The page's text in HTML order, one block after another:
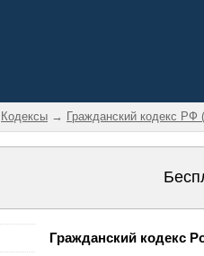
Кодексы → Гражданский кодекс РФ
Гражданский кодекс